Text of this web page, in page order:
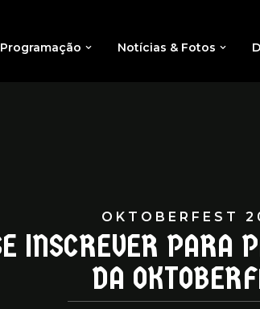
Programação Notícias & Fotos
OKTOBERFEST
INSCREVER PARA
DA